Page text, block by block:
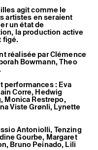
agit comme le
artistes en seraient
un état de
la production active
figé.
réalisée par Clémence
Bowmann, Theo
: Eva
Corre, Hedwig
Monica Restrepo,
Viste Grønli, Lynette
Antoniolli, Tenzing
Gourbe, Margaret
Bruno Peinado, Lili